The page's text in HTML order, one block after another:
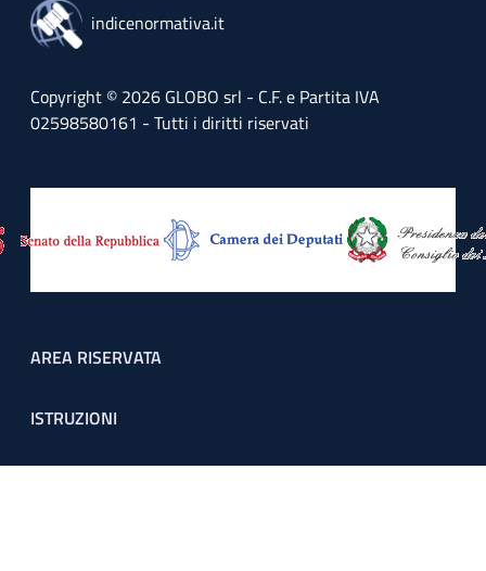
indicenormativa.it
Copyright © 2026 GLOBO srl - C.F. e Partita IVA
02598580161 - Tutti i diritti riservati
Footer menu
AREA RISERVATA
ISTRUZIONI